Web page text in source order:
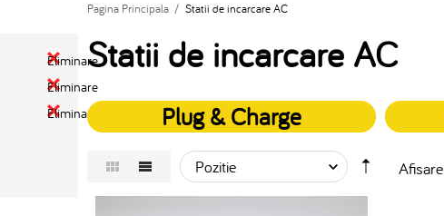
Eliminare
Eliminare
Eliminare
Pagina Principala / Statii de incarcare AC
Statii de incarcare AC
Plug & Charge
Afisare